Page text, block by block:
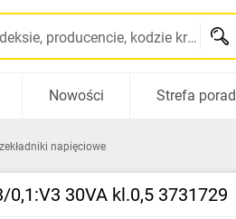
Szukaj po nazwie, indeksie, producencie, kodzie kreskowym...
Nowości Strefa porad
napięciowe
30VA kl.0,5 3731729